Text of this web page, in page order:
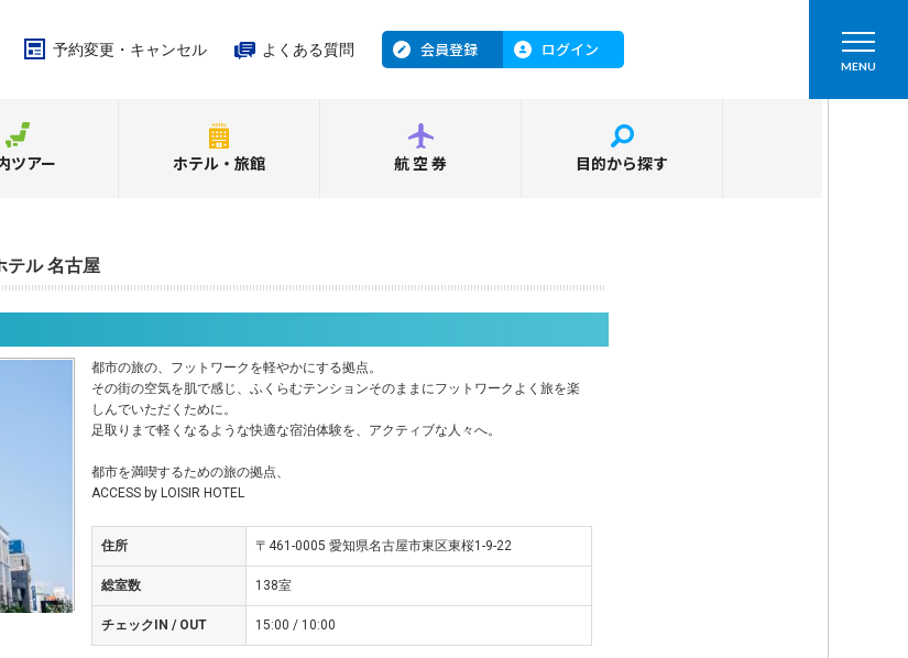
予約変更・キャンセル よくある質問 会員登録 ログイン
MENU
ツアー ホテル・旅館 航空券 目的から探す
テル 名古屋
都市の旅の、フットワークを軽やかにする拠点。
その街の空気を肌で感じ、ふくらむテンションそのままにフットワークよく旅を楽
しんでいただくために。
足取りまで軽くなるような快適な宿泊体験を、アクティブな人々へ。
都市を満喫するための旅の拠点、
ACCESS by LOISIR HOTEL
住所 〒461-0005 愛知県名古屋市東区東桜1-9-22
総室数 138室
チェックIN / OUT 15:00 / 10:00